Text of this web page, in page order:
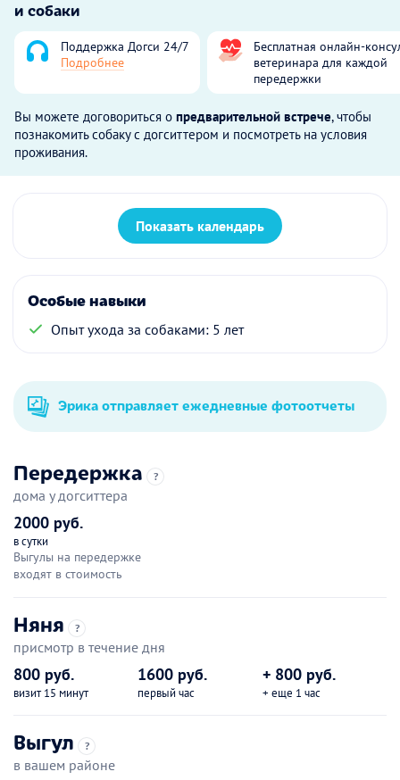
и собаки
Поддержка Догси 24/7
Подробнее
Бесплатная онлайн-
ветеринара для каждой
передержки
Вы можете договориться о предварительной встрече, чтобы
познакомить собаку с догситтером и посмотреть на условия
проживания.
Показать календарь
Особые навыки
Опыт ухода за собаками: 5 лет
Эрика отправляет ежедневные фотоотчеты
Передержка ?
дома у догситтера
2000 руб.
в сутки
Выгулы на передержке
входят в стоимость
Няня ?
присмотр в течение дня
800 руб.
визит 15 минут
1600 руб.
первый час
+ 800 руб.
+ еще 1 час
Выгул ?
в вашем районе